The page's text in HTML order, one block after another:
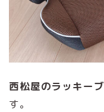
西松屋のラッキー
す。